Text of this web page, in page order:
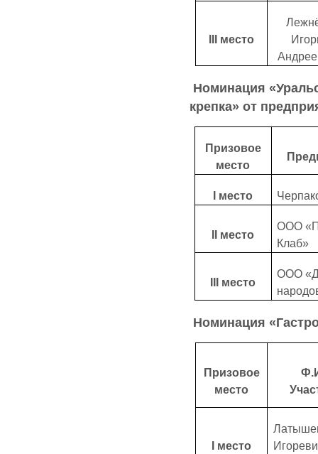
ΙΙΙ место
Номинация
крепка» от
Призовое
место
Ι место
ΙΙ место
ООО
Клаб»
ΙΙΙ место
ООО
Номинация
Призовое
место
Ι место